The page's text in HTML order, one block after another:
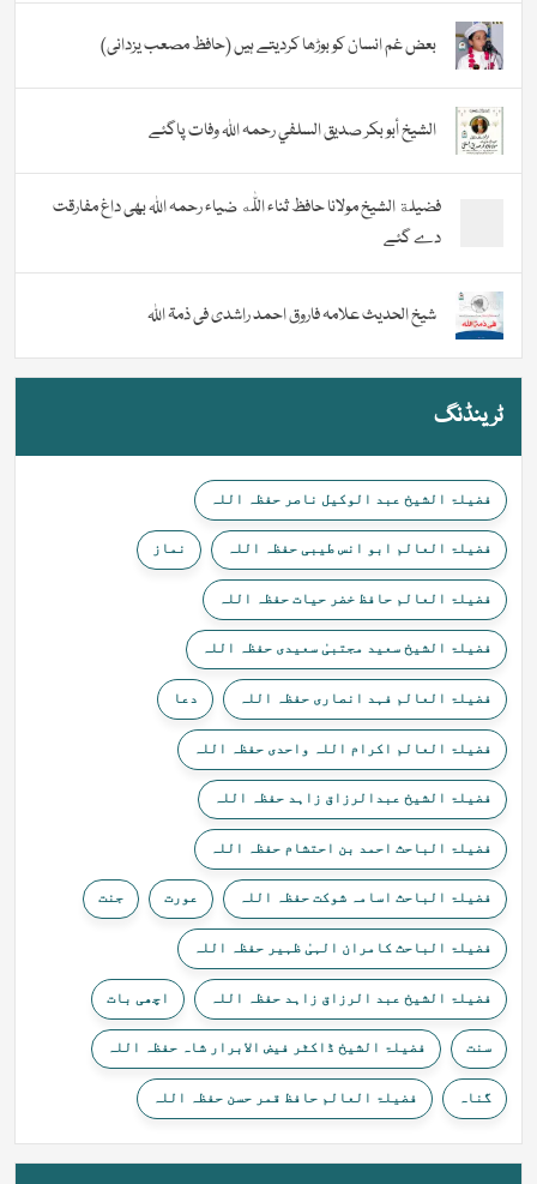
بعض غم انسان کو بوڑھا کردیتے ہیں (حافظ مصعب یزدانی)
الشيخ أبو بكر صديق السلفي رحمہ اللہ وفات پاگئے
فضیلة الشيخ مولانا حافظ ثناء اللّٰه ضیاء رحمہ اللہ بھی داغ مفارقت
دے گئے
شیخ الحدیث علامہ فاروق احمد راشدی فی ذمۃ اللہ
ٹرینڈنگ
فضیلۃ الشیخ عبد الوکیل ناصر حفظہ اللہ
فضیلۃ العالم ابو انس طیبی حفظہ اللہ نماز
فضیلۃ العالم حافظ خضر حیات حفظہ اللہ
فضیلۃ الشیخ سعید مجتبیٰ سعیدی حفظہ اللہ
فضیلۃ العالم فہد انصاری حفظہ اللہ دعا
فضیلۃ العالم اکرام اللہ واحدی حفظہ اللہ
فضیلۃ الشیخ عبدالرزاق زاہد حفظہ اللہ
فضیلۃ الباحث احمد بن احتشام حفظہ اللہ
فضیلۃ الباحث اسامہ شوکت حفظہ اللہ عورت جنت
فضیلۃ الباحث کامران الہیٰ ظہیر حفظہ اللہ
فضیلۃ الشیخ عبد الرزاق زاہد حفظہ اللہ اچھی بات
سنت فضیلۃ الشیخ ڈاکٹر فیض الابرار شاہ حفظہ اللہ
گناہ فضیلۃ العالم حافظ قمر حسن حفظہ اللہ